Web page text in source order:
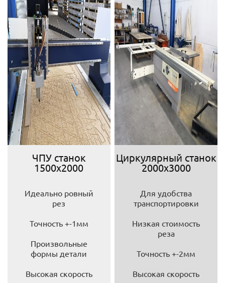
ЧПУ станок
1500х2000
Идеально ровный
рез
Точность +-1мм
Произвольные
формы детали
Высокая скорость
Циркулярный станок
2000х3000
Для удобства
транспортировки
Низкая стоимость
реза
Точность +-2мм
Высокая скорость